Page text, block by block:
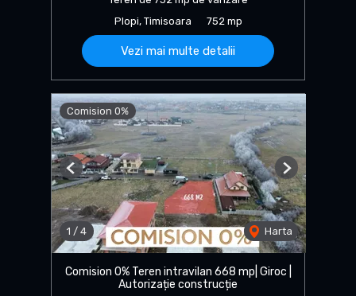
Plopi, Timisoara
752 mp
Vezi mai multe detalii
Comision 0%
1 / 4 Harta
Previous Next
Comision 0% Teren intravilan 668 mp| Giroc |
Autorizație construcție